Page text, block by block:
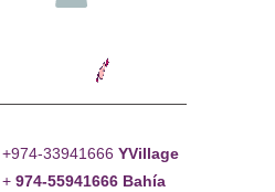
+974-33941666 YVillage
+ 974-55941666 Bahía